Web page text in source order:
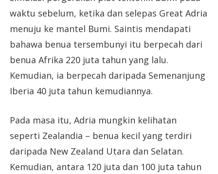
waktu sebelum, ketika dan selepas Great Adria
menuju ke mantel Bumi. Saintis mendapati
bahawa benua tersembunyi itu berpecah dari
benua Afrika 220 juta tahun yang lalu.
Kemudian, ia berpecah daripada Semenanjung
Iberia 40 juta tahun kemudiannya.
Pada masa itu, Adria mungkin kelihatan
seperti Zealandia – benua kecil yang terdiri
daripada New Zealand Utara dan Selatan.
Kemudian, antara 120 juta dan 100 juta tahun